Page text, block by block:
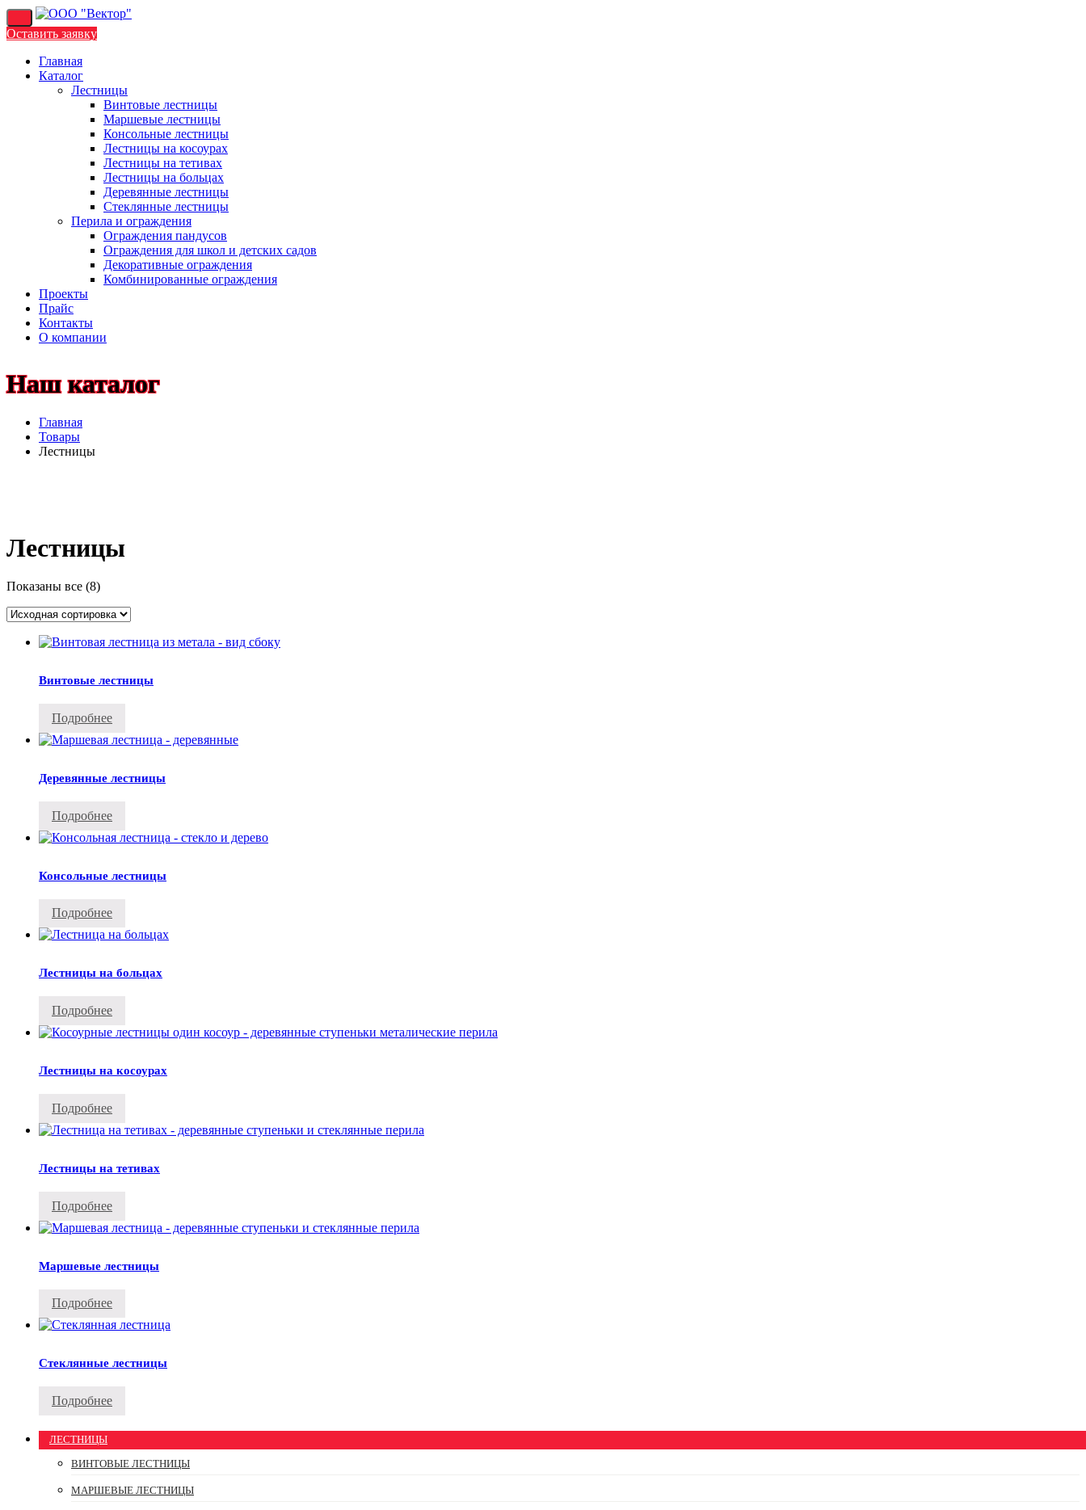
Перейти
к
содержимому
Оставить заявку
Главная
Каталог
Лестницы
Винтовые лестницы
Маршевые лестницы
Консольные лестницы
Лестницы на косоурах
Лестницы на тетивах
Лестницы на больцах
Деревянные лестницы
Стеклянные лестницы
Перила и ограждения
Ограждения пандусов
Ограждения для школ и детских садов
Декоративные ограждения
Комбинированные ограждения
Проекты
Прайс
Контакты
О компании
Наш каталог
Главная
Товары
Лестницы
Лестницы
Показаны все (8)
Винтовые лестницы
Подробнее
Деревянные лестницы
Подробнее
Консольные лестницы
Подробнее
Лестницы на больцах
Подробнее
Лестницы на косоурах
Подробнее
Лестницы на тетивах
Подробнее
Маршевые лестницы
Подробнее
Стеклянные лестницы
Подробнее
ЛЕСТНИЦЫ
ВИНТОВЫЕ ЛЕСТНИЦЫ
МАРШЕВЫЕ ЛЕСТНИЦЫ